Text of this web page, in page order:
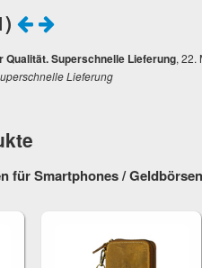
Qualität. Superschnelle Lieferung, 22.
Lieferung
für Smartphones /